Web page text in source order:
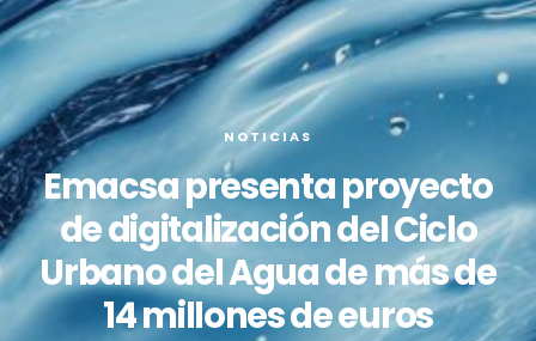
NOTICIAS
Emacsa presenta proyecto
de digitalización del Ciclo
Urbano del Agua de más de
14 millones de euros